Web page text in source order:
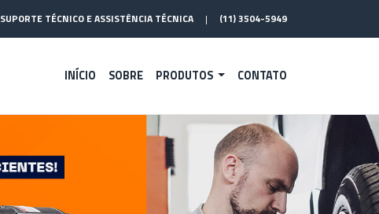
SUPORTE TÉCNICO E ASSISTÊNCIA TÉCNICA | (11) 3504-5949
INÍCIO SOBRE PRODUTOS CONTATO